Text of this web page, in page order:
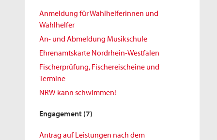
Anmeldung für Wahlhelferinnen und
Wahlhelfer
An- und Abmeldung Musikschule
Ehrenamtskarte Nordrhein-Westfalen
Fischerprüfung, Fischereischeine und
Termine
NRW kann schwimmen!
Engagement (7)
Antrag auf Leistungen nach dem